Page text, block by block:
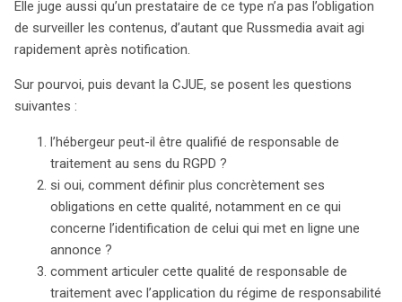
Elle juge aussi qu’un prestataire de ce type n’a pas l’obligation
de surveiller les contenus, d’autant que Russmedia avait agi
rapidement après notification.
Sur pourvoi, puis devant la CJUE, se posent les questions
suivantes :
l’hébergeur peut-il être qualifié de responsable de
traitement au sens du RGPD ?
si oui, comment définir plus concrètement ses
obligations en cette qualité, notamment en ce qui
concerne l’identification de celui qui met en ligne une
annonce ?
comment articuler cette qualité de responsable de
traitement avec l’application du régime de responsabilité